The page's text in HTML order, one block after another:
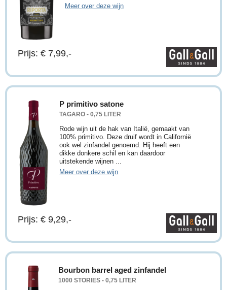
Meer over deze wijn
Prijs: € 7,99,-
P primitivo satone
TAGARO - 0,75 LITER
Rode wijn uit de hak van Italië, gemaakt van
100% primitivo. Deze druif wordt in Californië
ook wel zinfandel genoemd. Hij heeft een
dikke donkere schil en kan daardoor
uitstekende wijnen ...
Meer over deze wijn
Prijs: € 9,29,-
Bourbon barrel aged zinfandel
1000 STORIES - 0,75 LITER